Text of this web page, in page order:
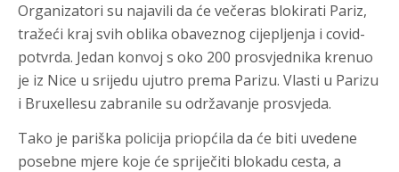
Organizatori su najavili da će večeras blokirati Pariz,
tražeći kraj svih oblika obaveznog cijepljenja i covid-
potvrda. Jedan konvoj s oko 200 prosvjednika krenuo
je iz Nice u srijedu ujutro prema Parizu. Vlasti u Parizu
i Bruxellesu zabranile su održavanje prosvjeda.
Tako je pariška policija priopćila da će biti uvedene
posebne mjere koje će spriječiti blokadu cesta, a